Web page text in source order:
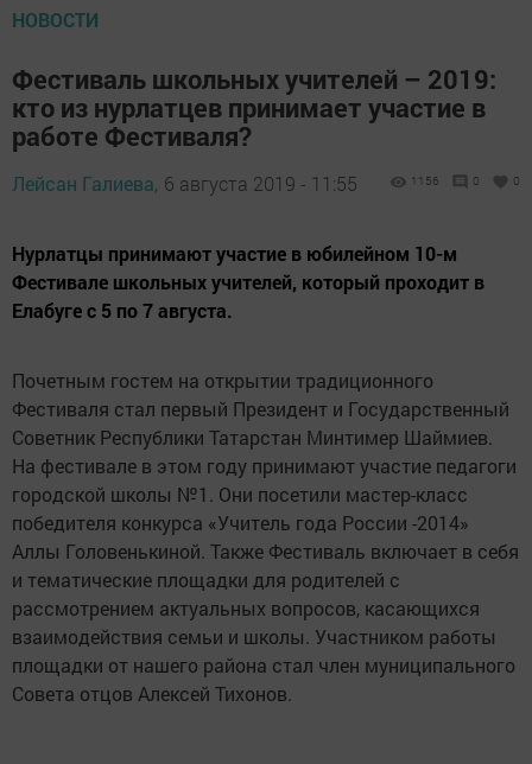
НОВОСТИ
Фестиваль школьных учителей – 2019:
кто из нурлатцев принимает участие в
работе Фестиваля?
Лейсан Галиева, 6 августа 2019 - 11:55 1156 0 0
Нурлатцы принимают участие в юбилейном 10-м
Фестивале школьных учителей, который проходит в
Елабуге с 5 по 7 августа.
Почетным гостем на открытии традиционного
Фестиваля стал первый Президент и Государственный
Советник Республики Татарстан Минтимер Шаймиев.
На фестивале в этом году принимают участие педагоги
городской школы №1. Они посетили мастер-класс
победителя конкурса «Учитель года России -2014»
Аллы Головенькиной. Также Фестиваль включает в себя
и тематические площадки для родителей с
рассмотрением актуальных вопросов, касающихся
взаимодействия семьи и школы. Участником работы
площадки от нашего района стал член муниципального
Совета отцов Алексей Тихонов.